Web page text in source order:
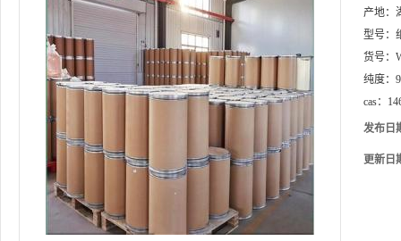
产地：
型号：
货号：
纯度：
cas：
发布日
更新日